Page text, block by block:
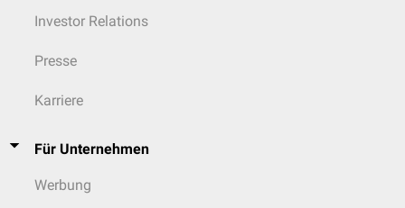
Investor Relations
Presse
Karriere
Für Unternehmen
Werbung